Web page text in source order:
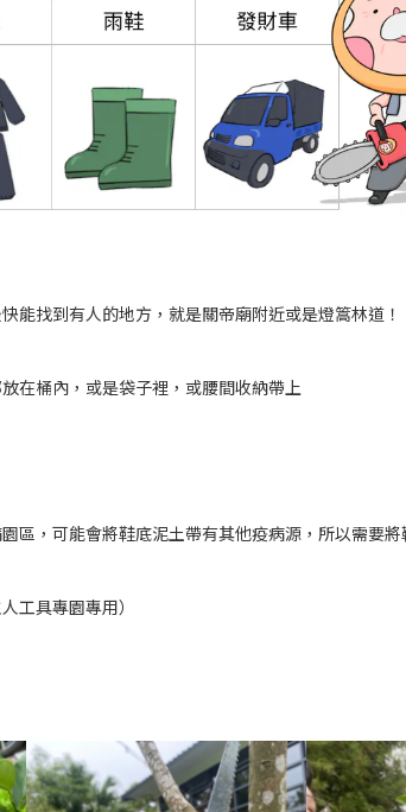
能找到有人的地方，就是關帝廟附近或是燈篙林道
在桶內，或是袋子裡，或腰間收納帶上
區， 可能會將鞋底泥土帶有其他疫病源，所以需要
工具專園專用）